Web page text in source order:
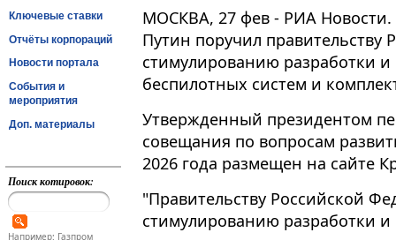
Ключевые ставки
Отчёты корпораций
Новости портала
События и
мероприятия
Доп. материалы
Поиск котировок:
Например: Газпром
МОСКВА, 27 фев - РИА
Путин поручил
стимулированию разработки и
беспилотных систем и
Утвержденный президентом
совещания по вопросам
2026 года размещен на сайте
"Правительству Российской
стимулированию разработки и